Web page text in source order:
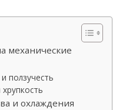
механические
ползучесть
и охлаждения